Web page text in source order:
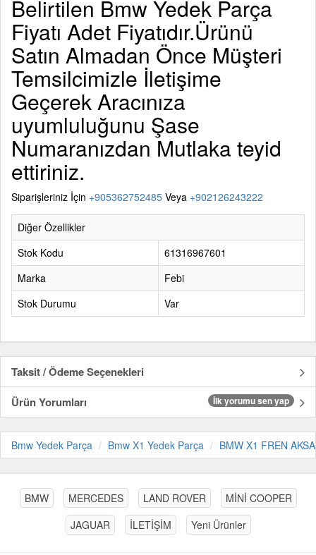
Belirtilen Bmw Yedek Parça
Fiyatı Adet Fiyatıdır.Ürünü
Satın Almadan Önce Müşteri
Temsilcimizle İletişime
Geçerek Aracınıza
uyumluluğunu Şase
Numaranızdan Mutlaka teyid
ettiriniz.
Siparişleriniz İçin +905362752485 Veya +902126243222
Diğer Özellikler
Stok Kodu
61316967601
Marka
Febi
Stok Durumu
Var
Taksit / Ödeme Seçenekleri
Ürün Yorumları
İlk yorumu sen yap
Bmw Yedek Parça Bmw X1 Yedek Parça BMW X1 FREN
BMW MERCEDES LAND ROVER
MİNİ COOPER
JAGUAR
İLETİŞİM Yeni Ürünler